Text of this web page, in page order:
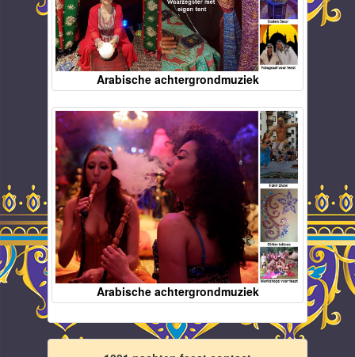
Arabische achtergrondmuziek
Arabische achtergrondmuziek